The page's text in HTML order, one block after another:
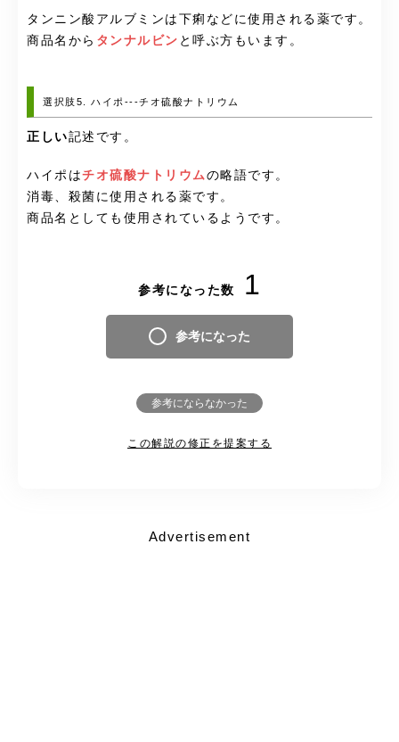
タンニン酸アルブミンは下痢などに使用される薬です。
商品名から タンナルビン と呼ぶ方もいます。
選択肢5. ハイポ---チオ硫酸ナトリウム
正しい記述です。
ハイポはチオ硫酸ナトリウム の略語です。
消毒、殺菌に使用される薬です。
商品名としても使用されているようです。
参考になった数 1
参考になった
参考にならなかった
この解説の修正を提案する
Advertisement